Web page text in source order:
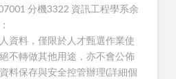
分機3322 資訊工程學系余
資料，僅限於人才甄選作業使
不轉做其他用途，亦不會公佈
料保存與安全控管辦理(詳細個